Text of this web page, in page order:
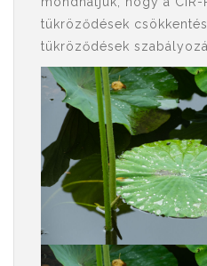
tükröződések
tükröződések